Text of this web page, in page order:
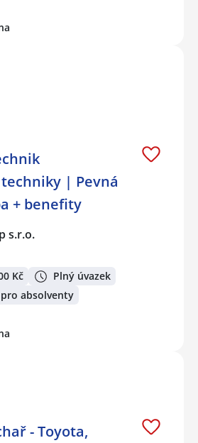
| Pevná
+ benefity
s.r.o.
Kč
Plný úvazek
absolventy
- Toyota,